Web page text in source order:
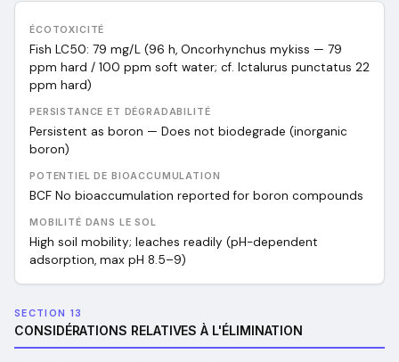
ÉCOTOXICITÉ
Fish LC50: 79 mg/L (96 h, Oncorhynchus mykiss — 79
ppm hard / 100 ppm soft water; cf. Ictalurus punctatus 22
ppm hard)
PERSISTANCE ET DÉGRADABILITÉ
Persistent as boron — Does not biodegrade (inorganic
boron)
POTENTIEL DE BIOACCUMULATION
BCF No bioaccumulation reported for boron compounds
MOBILITÉ DANS LE SOL
High soil mobility; leaches readily (pH-dependent
adsorption, max pH 8.5–9)
SECTION 13
CONSIDÉRATIONS RELATIVES À L'ÉLIMINATION